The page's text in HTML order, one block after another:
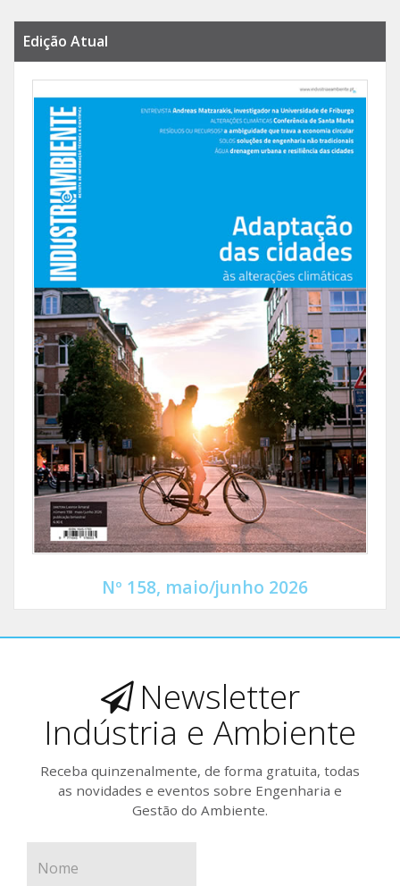
Edição Atual
Nº 158, maio/junho 2026
Newsletter
Indústria e Ambiente
Receba quinzenalmente, de forma gratuita, todas
as novidades e eventos sobre Engenharia e
Gestão do Ambiente.